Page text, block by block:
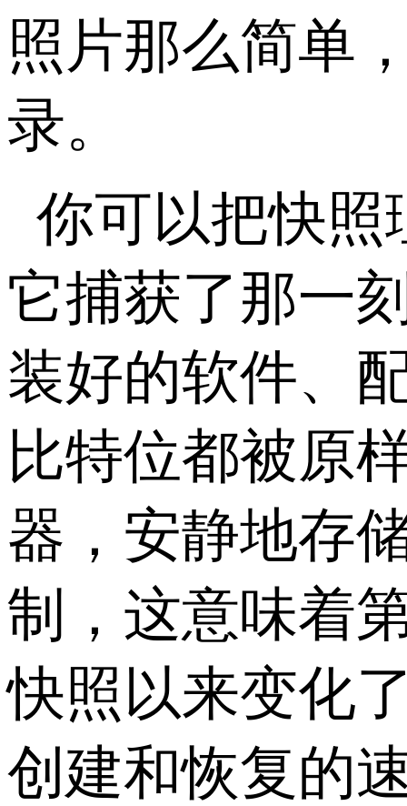
照片那么简单
录。
你可以把快照
它捕获了那一
装好的软件、
比特位都被原
器，安静地存
制，这意味着
快照以来变化
创建和恢复的